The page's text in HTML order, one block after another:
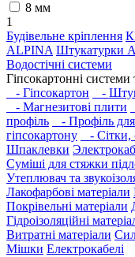
8 мм
1
Будівельне кріплення
ALPINA Штукатурки
Водостічні системи
Гіпсокартонні системи
- Гіпсокартон
-
- Магнезитові плити
профіль
- Профіль для
гіпсокартону
- Сітки,
Шпаклевки
Суміші для стяжки
Утеплювач та
Лакофарбові матеріали
Покрівельні матеріали
Гідроізоляційні
Витратні матеріали
Мішки Електрокабелі